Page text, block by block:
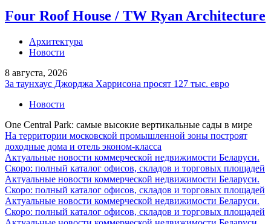
Four Roof House / TW Ryan Architecture
Архитектура
Новости
8 августа, 2026
За таунхаус Джорджа Харрисона просят 127 тыс. евро
Новости
One Central Park: самые высокие вертикальные сады в мире
На территории московской промышленной зоны построят
доходные дома и отель эконом-класса
Актуальные новости коммерческой недвижимости Беларуси.
Скоро: полный каталог офисов, складов и торговых площадей
Актуальные новости коммерческой недвижимости Беларуси.
Скоро: полный каталог офисов, складов и торговых площадей
Актуальные новости коммерческой недвижимости Беларуси.
Скоро: полный каталог офисов, складов и торговых площадей